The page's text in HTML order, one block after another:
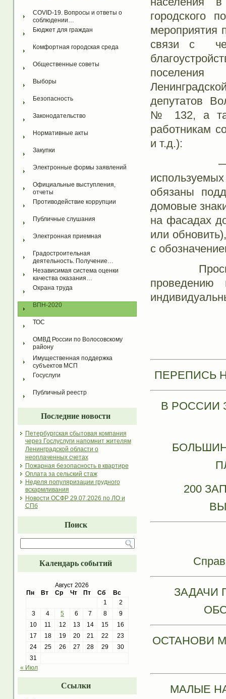
COVID-19. Вопросы и ответы о
соблюдении…
Бюджет для граждан
Комфортная городская среда
Общественные советы
Выборы
Безопасность
Законодательство
Нормативные акты
Закупки
Электронные формы заявлений
Официальные выступления,
отчеты
Противодействие коррупции
Публичные слушания
Электронная приемная
Градостроительная
деятельность. Получение…
Независимая система оценки
качества оказания…
Охрана труда
ВПН-2020
ТОС
ОМВД России по Волосовскому
району
Имущественная поддержка
субъектов МСП
Госуслуги
Публичный реестр
Последние новости
Петербургская сбытовая компания
через Гослуслуги напомнит жителям
Ленинградской области о
неоплаченных счетах
Пожарная безопасность в квартире
Оплата за сельский стаж
Неделя популяризации грудного
вскармливания
Новости ОСФР 29.07.2026 по ЛО и
СПб
Поиск
Календарь событий
Август 2026
Пн
Вт Ср Чт Пт Сб
Вс
1
2
3
4 5 6 7 8
9
10
11 12 13 14 15
16
17
18 19 20 21 22
23
24
25 26 27 28 29
30
31
« Июл
Ссылки
городского
мероприятия
связи с
поселения
депутатов
№ 132, а так
работникам
и т.д.):
—
обязаны
домовые
на фасадах
или
с
Просим
проведению
ПЕРЕПИСЬ
В РОССИИ
200
ЗАДАЧИ
ОСТАНОВИ
МАЛЫЕ